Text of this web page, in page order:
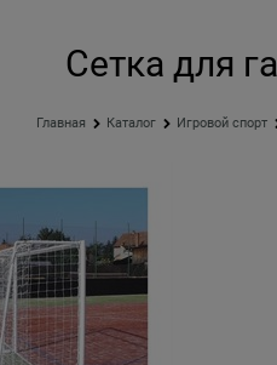
Сетка для
Главная Каталог Игровой спорт